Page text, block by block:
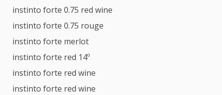
instinto forte 0.75 red wine
instinto forte 0.75 rouge
instinto forte merlot
instinto forte red 14º
instinto forte red wine
instinto forte red wine